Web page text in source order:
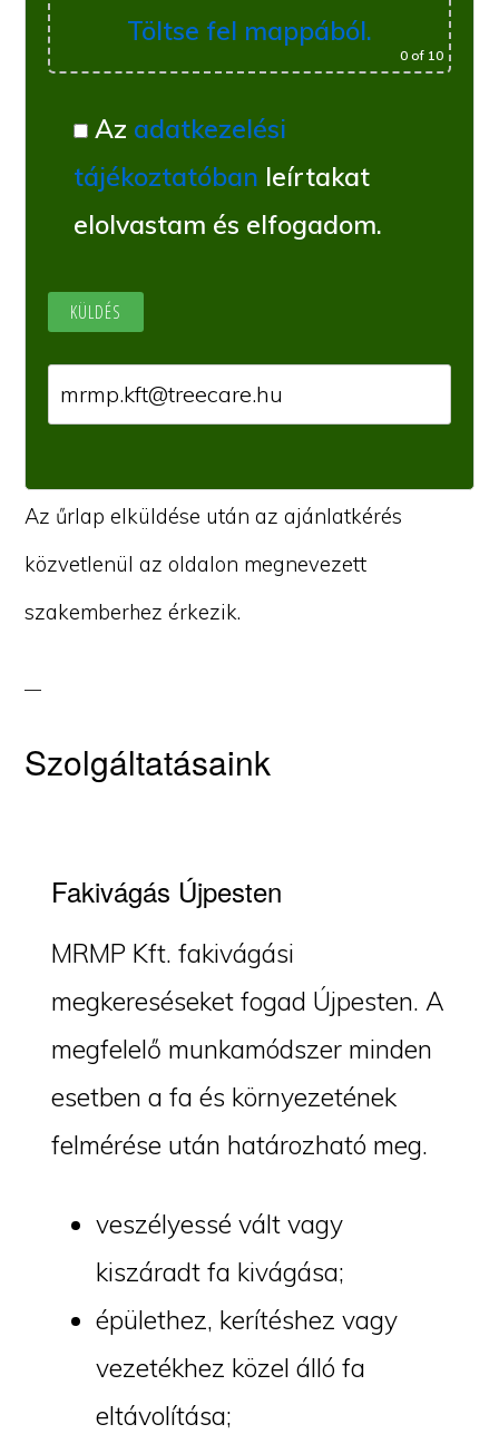
Töltse fel mappából.
0of 10
Az adatkezelési
tájékoztatóban leírtakat
elolvastam és elfogadom.
Az űrlap elküldése után az ajánlatkérés
közvetlenül az oldalon megnevezett
szakemberhez érkezik.
Szolgáltatásaink
Fakivágás Újpesten
MRMP Kft. fakivágási
megkereséseket fogad Újpesten. A
megfelelő munkamódszer minden
esetben a fa és környezetének
felmérése után határozható meg.
veszélyessé vált vagy
kiszáradt fa kivágása;
épülethez, kerítéshez vagy
vezetékhez közel álló fa
eltávolítása;